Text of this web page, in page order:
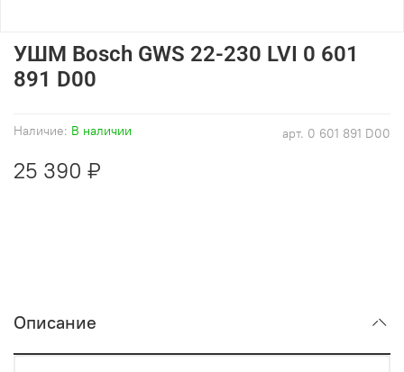
арт. 0 601 891 D00
Наличие: В наличии
УШМ Bosch GWS 22-230 LVI 0 601
891 D00
25 390 ₽
Описание